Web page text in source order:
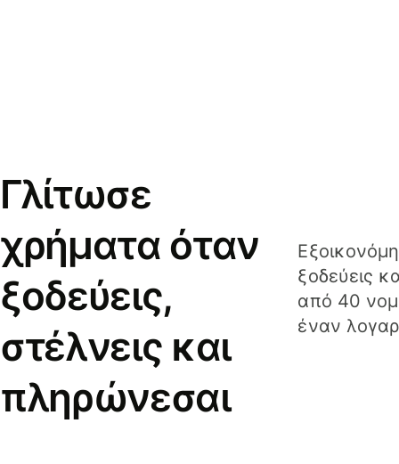
Γλίτωσε
χρήματα όταν
ξοδεύεις,
στέλνεις και
πληρώνεσαι
ξοδεύεις
από 40
έναν